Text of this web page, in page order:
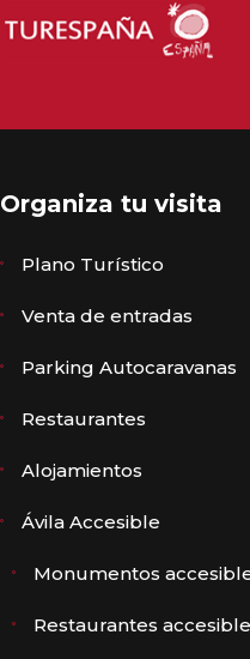
Organiza tu visita
Plano Turístico
Venta de entradas
Parking Autocaravanas
Restaurantes
Alojamientos
Ávila Accesible
Monumentos
Restaurantes